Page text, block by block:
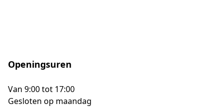
Openingsuren
Van 9:00 tot 17:00
Gesloten op maandag